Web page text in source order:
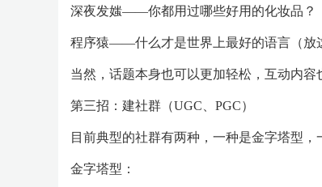
深夜发媸——你都用过哪些好用的化妆品？
程序猿——什么才是世界上最好的语言（放
当然，话题本身也可以更加轻松，互动内
第三招：建社群（UGC、PGC）
目前典型的社群有两种，一种是金字塔型，
金字塔型：